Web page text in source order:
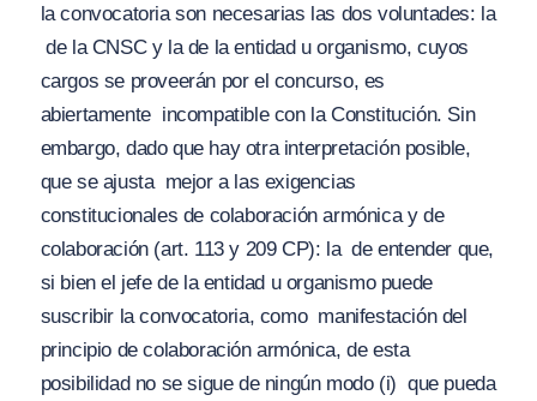
la convocatoria son necesarias las dos voluntades: la
de la CNSC y la de la entidad u organismo, cuyos
cargos se proveerán por el concurso, es
abiertamente incompatible con la Constitución. Sin
embargo, dado que hay otra interpretación posible,
que se ajusta mejor a las exigencias
constitucionales de colaboración armónica y de
colaboración (art. 113 y 209 CP): la de entender que,
si bien el jefe de la entidad u organismo puede
suscribir la convocatoria, como manifestación del
principio de colaboración armónica, de esta
posibilidad no se sigue de ningún modo (i) que pueda